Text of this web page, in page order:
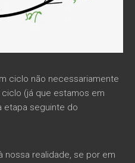
ciclo não necessariamente
(já que estamos em
etapa seguinte do
nossa realidade, se por em